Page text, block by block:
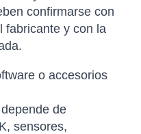
confirmarse con
fabricante y con la
o accesorios
de
sensores,